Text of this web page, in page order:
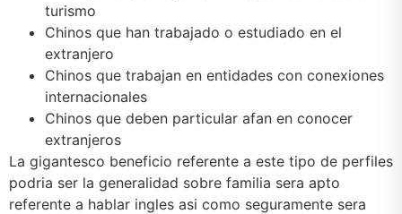
turismo
Chinos que han trabajado o estudiado en el
extranjero
Chinos que trabajan en entidades con conexiones
internacionales
Chinos que deben particular afan en conocer
extranjeros
La gigantesco beneficio referente a este tipo de perfiles
podri­a ser la generalidad sobre familia sera apto
referente a hablar ingles asi­ como seguramente sera